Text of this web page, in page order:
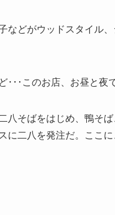
などがウッドスタイル
･･このお店、お昼と夜
八そばをはじめ、鴨そ
二八を発注だ。ここ